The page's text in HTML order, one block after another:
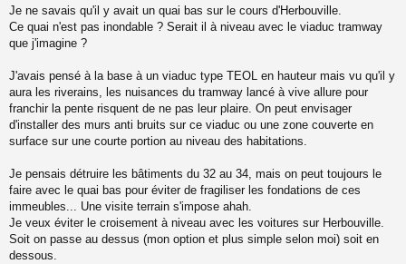
s
g
e
o
n
u
Je ne savais qu'il y avait un quai bas sur le cours d'Herbouville.
Ce quai n'est pas inondable ? Serait il à niveau avec le viaduc tramway
que j'imagine ?
J'avais pensé à la base à un viaduc type TEOL en hauteur mais vu qu'il y
aura les riverains, les nuisances du tramway lancé à vive allure pour
franchir la pente risquent de ne pas leur plaire. On peut envisager
d'installer des murs anti bruits sur ce viaduc ou une zone couverte en
surface sur une courte portion au niveau des habitations.
Je pensais détruire les bâtiments du 32 au 34, mais on peut toujours le
faire avec le quai bas pour éviter de fragiliser les fondations de ces
immeubles... Une visite terrain s'impose ahah.
Je veux éviter le croisement à niveau avec les voitures sur Herbouville.
Soit on passe au dessus (mon option et plus simple selon moi) soit en
dessous.